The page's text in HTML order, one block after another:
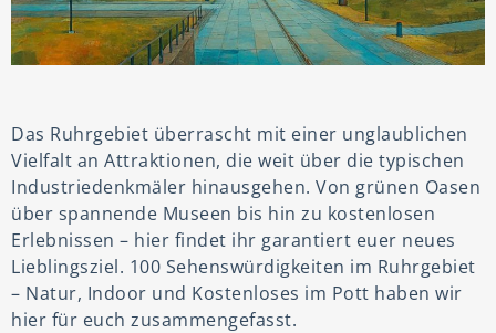
Das Ruhrgebiet überrascht mit einer unglaublichen
Vielfalt an Attraktionen, die weit über die typischen
Industriedenkmäler hinausgehen. Von grünen Oasen
über spannende Museen bis hin zu kostenlosen
Erlebnissen – hier findet ihr garantiert euer neues
Lieblingsziel. 100 Sehenswürdigkeiten im Ruhrgebiet
– Natur, Indoor und Kostenloses im Pott haben wir
hier für euch zusammengefasst.